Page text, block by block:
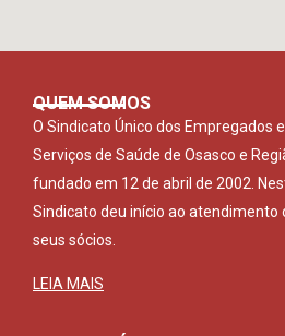
QUEM SOMOS
O Sindicato Único dos Empregados
Serviços de Saúde de Osasco e
fundado em 12 de abril de 2002.
Sindicato deu início ao atendimento
seus sócios.
LEIA MAIS